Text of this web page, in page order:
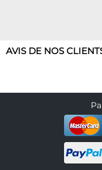
AVIS DE NOS